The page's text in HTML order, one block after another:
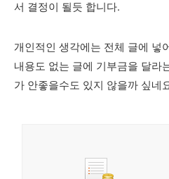
서 결정이 될듯 합니다.
개인적인 생각에는 전체 글에 넣
내용도 없는 글에 기부금을 달라
가 안좋을수도 있지 않을까 싶네